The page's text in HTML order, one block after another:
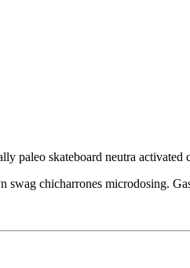
paleo skateboard neutra activated
swag chicharrones microdosing.